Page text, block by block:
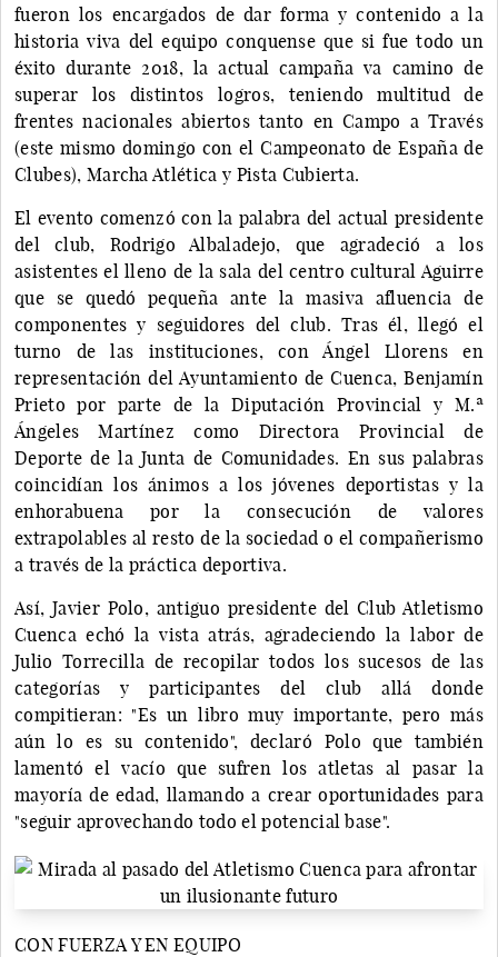
fueron los encargados de dar forma y contenido a la
historia viva del equipo conquense que si fue todo un
éxito durante 2018, la actual campaña va camino de
superar los distintos logros, teniendo multitud de
frentes nacionales abiertos tanto en Campo a Través
(este mismo domingo con el Campeonato de España de
Clubes), Marcha Atlética y Pista Cubierta.
El evento comenzó con la palabra del actual presidente
del club, Rodrigo Albaladejo, que agradeció a los
asistentes el lleno de la sala del centro cultural Aguirre
que se quedó pequeña ante la masiva afluencia de
componentes y seguidores del club. Tras él, llegó el
turno de las instituciones, con Ángel Llorens en
representación del Ayuntamiento de Cuenca, Benjamín
Prieto por parte de la Diputación Provincial y M.ª
Ángeles Martínez como Directora Provincial de
Deporte de la Junta de Comunidades. En sus palabras
coincidían los ánimos a los jóvenes deportistas y la
enhorabuena por la consecución de valores
extrapolables al resto de la sociedad o el compañerismo
a través de la práctica deportiva.
Así, Javier Polo, antiguo presidente del Club Atletismo
Cuenca echó la vista atrás, agradeciendo la labor de
Julio Torrecilla de recopilar todos los sucesos de las
categorías y participantes del club allá donde
compitieran: "Es un libro muy importante, pero más
aún lo es su contenido", declaró Polo que también
lamentó el vacío que sufren los atletas al pasar la
mayoría de edad, llamando a crear oportunidades para
"seguir aprovechando todo el potencial base".
CON FUERZA Y EN EQUIPO